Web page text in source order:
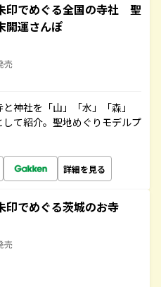
印でめぐる全国の寺社 聖
運さんぽ
売
神社を「山」「水」「森」
して紹介。聖地めぐりモデルプ
詳細を見る
でめぐる茨城のお寺
売